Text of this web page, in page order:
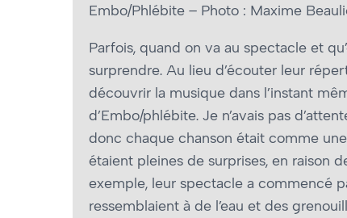
Embo/Phlébite – Photo : Maxime
Parfois, quand on va au spectacle et
surprendre. Au lieu d’écouter leur
découvrir la musique dans l’instant
d’Embo/phlébite. Je n’avais pas
donc chaque chanson était comme
étaient pleines de surprises, en raison
exemple, leur spectacle a commencé
ressemblaient à de l’eau et des